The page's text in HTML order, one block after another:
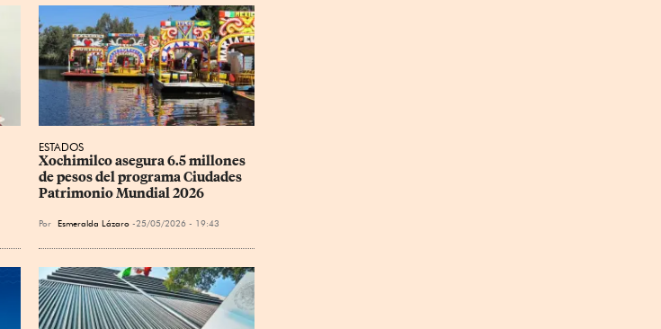
ESTADOS
Xochimilco asegura 6.5 millones
de pesos del programa Ciudades
Patrimonio Mundial 2026
Por Esmeralda Lázaro 25/05/2026 - 19:43